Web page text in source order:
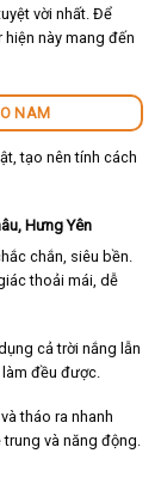
vời nhất. Để
này mang đến
NAM
tạo nên tính cách
Hưng Yên
chắn, siêu bền.
thoải mái, dễ
cả trời nắng lẫn
đều được.
tháo ra nhanh
và năng động.